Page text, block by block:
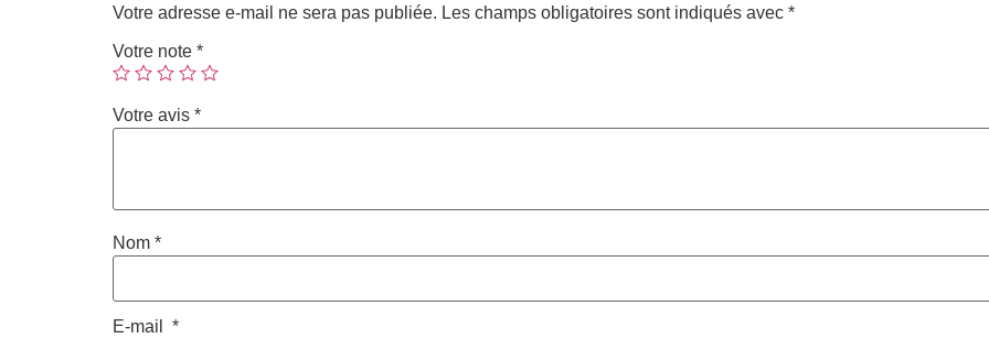
Votre adresse e-mail ne sera pas publiée. Les champs obligatoires sont indiqués avec *
Votre note *
Votre avis *
Nom *
E-mail *